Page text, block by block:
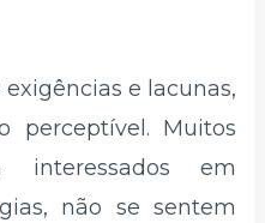
e lacunas,
perceptível. Muitos
interessados em
não se sentem